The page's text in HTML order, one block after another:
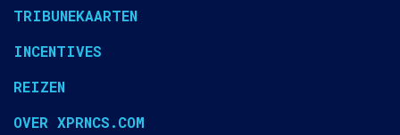
TRIBUNEKAARTEN
INCENTIVES
REIZEN
OVER XPRNCS.COM